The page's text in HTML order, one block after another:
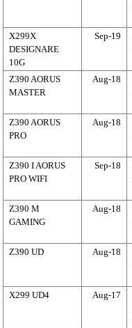
X299X
DESIGNARE
10G
Sep-19
Z390 AORUS
MASTER
Aug-18
Z390 AORUS
PRO
Aug-18
Z390 I AORUS
PRO WIFI
Sep-18
Z390 M
GAMING
Aug-18
Z390 UD
Aug-18
X299 UD4
Aug-17